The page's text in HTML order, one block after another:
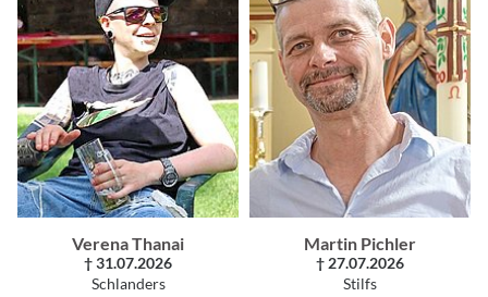
Verena Thanai
† 31.07.2026
Schlanders
Martin Pichler
† 27.07.2026
Stilfs